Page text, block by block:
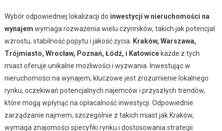
Wybór odpowiedniej lokalizacji do inwestycji w nieruchomości na
wynajem wymaga rozważenia wielu czynników, takich jak potencjał
wzrostu, stabilność popytu i jakość życia.
Kraków, Warszawa,
Trójmiasto, Wrocław, Poznań, Łódź, i Katowicekażde z tych
miast oferuje unikalne możliwości i wyzwania. Inwestując w
nieruchomości na wynajem, kluczowe jest zrozumienie lokalnego
rynku, oczekiwań potencjalnych najemców i przyszłych trendów,
które mogą wpłynąć na opłacalność inwestycji. Odpowiednie
zarządzanie najmem, szczególnie z takich miast jak Kraków,
wymaga znajomości specyfiki rynku i dostosowania strategii